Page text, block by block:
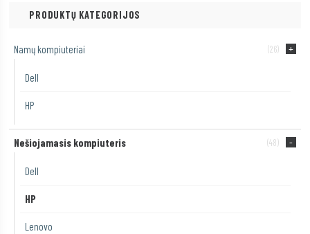
PRODUKTŲ KATEGORIJOS
Namų kompiuteriai (26)
Dell
HP
Nešiojamasis kompiuteris (48)
Dell
HP
Lenovo